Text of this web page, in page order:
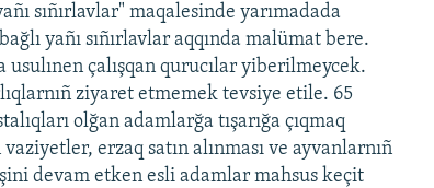
sıñırlavlar" maqalesinde yarımadada
yañı sıñırlavlar aqqında malümat bere.
çalışqan qurucılar yiberilmeycek.
ziyaret etmemek tevsiye etile. 65
olğan adamlarğa tışarığa çıqmaq
erzaq satın alınması ve ayvanlarnıñ
devam etken esli adamlar mahsus keçit